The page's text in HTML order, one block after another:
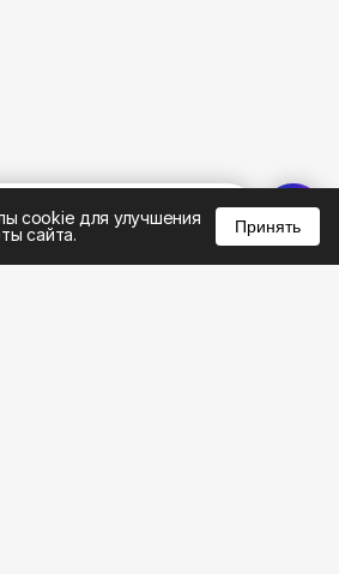
cookie для улучшения
сайта.
Принять